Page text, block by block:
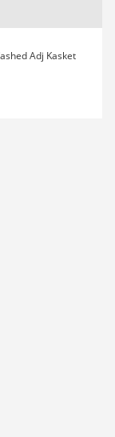
Adj Kasket